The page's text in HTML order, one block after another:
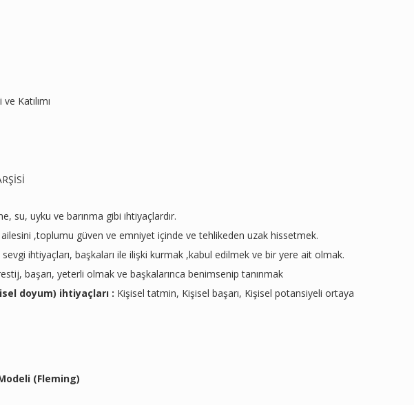
Katılımı
su, uyku ve barınma gibi ihtiyaçlardır.
,toplumu güven ve emniyet içinde ve tehlikeden uzak hissetmek.
ihtiyaçları, başkaları ile ilişki kurmak ,kabul edilmek ve bir yere ait olmak.
başarı, yeterli olmak ve başkalarınca benimsenip tanınmak
doyum) ihtiyaçları : Kişisel tatmin, Kişisel başarı, Kişisel potansiyeli ortaya
(Fleming)